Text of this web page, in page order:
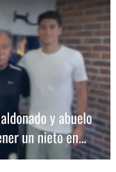
Toranza, exfutbolista